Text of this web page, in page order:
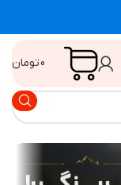
تومان